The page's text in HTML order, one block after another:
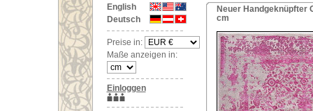
English
Deutsch
Preise in:
Maße anzeigen in:
Einloggen
Neuer Handgeknüpfter
cm